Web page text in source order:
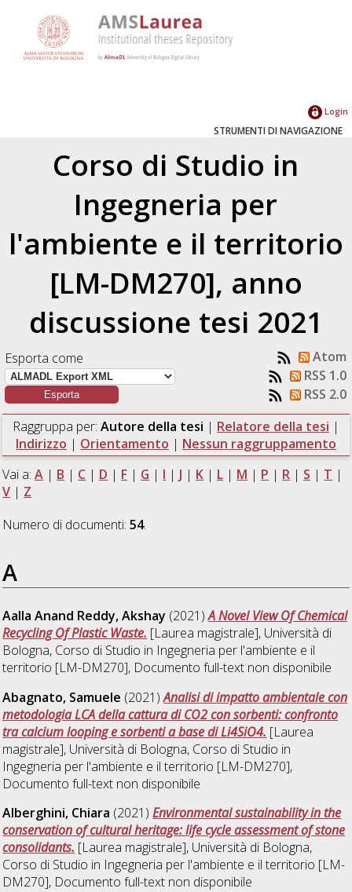
Login
STRUMENTI DI NAVIGAZIONE
Corso di Studio in
Ingegneria per
l'ambiente e il territorio
[LM-DM270], anno
discussione tesi 2021
Esporta come
Atom
RSS 1.0
RSS 2.0
Raggruppa per: Autore della tesi | Relatore della tesi |
Indirizzo | Orientamento | Nessun raggruppamento
Vai a:A | B | C | D | F | G | I | J | K | L | M | P | R | S | T |
V | Z
Numero di documenti:54.
A
Aalla Anand Reddy, Akshay (2021)A Novel View Of Chemical
Recycling Of Plastic Waste. [Laurea magistrale], Università di
Bologna, Corso di Studio in Ingegneria per l'ambiente e il
territorio [LM-DM270], Documento full-text non disponibile
Abagnato, Samuele (2021)Analisi di impatto ambientale con
metodologia LCA della cattura di CO2 con sorbenti: confronto
tra calcium looping e sorbenti a base di Li4SiO4. [Laurea
magistrale], Università di Bologna, Corso di Studio in
Ingegneria per l'ambiente e il territorio [LM-DM270],
Documento full-text non disponibile
Alberghini, Chiara (2021)Environmental sustainability in the
conservation of cultural heritage: life cycle assessment of stone
consolidants. [Laurea magistrale], Università di Bologna,
Corso di Studio in Ingegneria per l'ambiente e il territorio [LM-
DM270], Documento full-text non disponibile